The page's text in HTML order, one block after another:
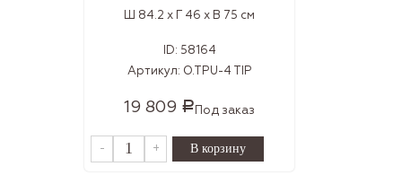
Ш 84.2 x Г 46 x В 75 см
ID: 58164
Артикул: O.TPU-4 TIP
19 809 Р Под заказ
- +